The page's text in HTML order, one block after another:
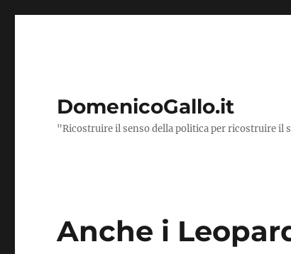
DomenicoGallo.it
"Ricostruire il senso della politica per ricostruire il
Anche i